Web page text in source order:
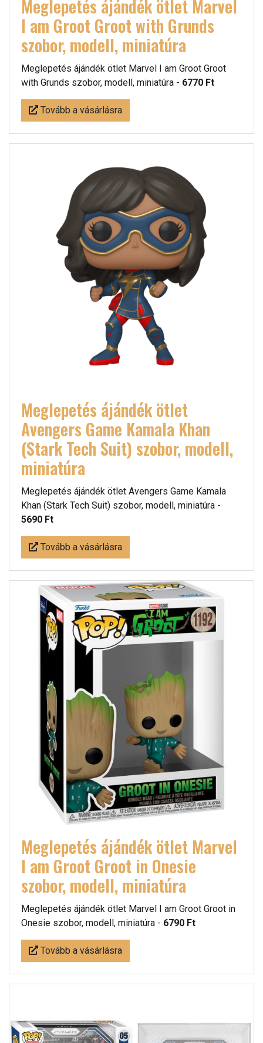
Meglepetés ájándék ötlet Marvel
I am Groot Groot with Grunds
szobor, modell, miniatúra
Meglepetés ájándék ötlet Marvel I am Groot Groot
with Grunds szobor, modell, miniatúra - 6770 Ft
Tovább a vásárlásra
Meglepetés ájándék ötlet
Avengers Game Kamala Khan
(Stark Tech Suit) szobor, modell,
miniatúra
Meglepetés ájándék ötlet Avengers Game Kamala
Khan (Stark Tech Suit) szobor, modell, miniatúra -
5690 Ft
Tovább a vásárlásra
Meglepetés ájándék ötlet Marvel
I am Groot Groot in Onesie
szobor, modell, miniatúra
Meglepetés ájándék ötlet Marvel I am Groot Groot in
Onesie szobor, modell, miniatúra - 6790 Ft
Tovább a vásárlásra